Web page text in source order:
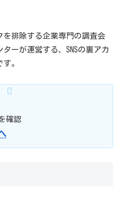
を排除する企業専門の調査会
ーが運営する、SNSの裏アカ
。
確認